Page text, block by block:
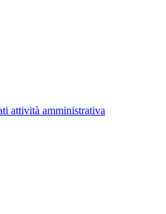
attività amministrativa